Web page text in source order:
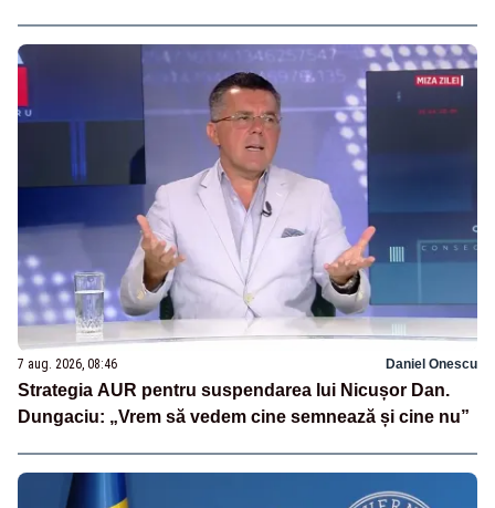
7 aug. 2026, 08:46 Daniel Onescu
Strategia AUR pentru suspendarea lui Nicușor Dan.
Dungaciu: „Vrem să vedem cine semnează și cine nu”